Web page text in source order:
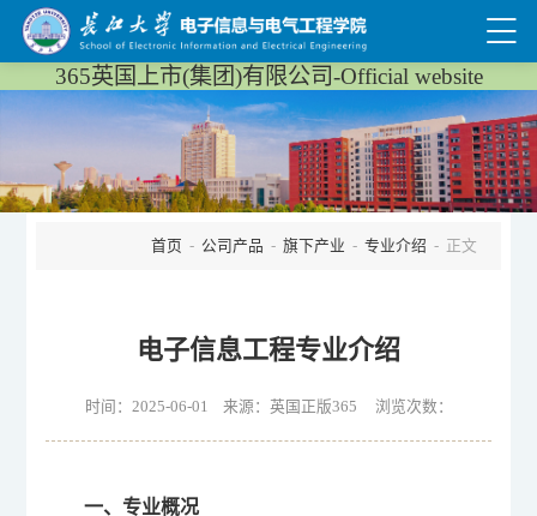
365英国上市(集团)有限公司-Official website
首页 - 公司产品 - 旗下产业 - 专业介绍 - 正文
电子信息工程专业介绍
时间：2025-06-01 来源：英国正版365 浏览次数：
一、专业概况